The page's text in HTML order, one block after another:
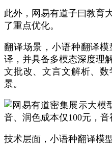
此外，网易有道子曰教育
了重点优化。
翻译场景，小语种翻译
译，并具备多模态深度理
文批改、文言文解析、
景。
技术层面，小语种翻译模